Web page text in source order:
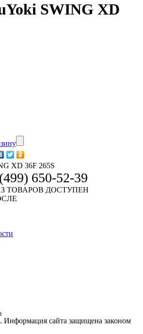
SWING XD
XD 36F 265S
650-52-39
ТОВАРОВ ДОСТУПЕН
сайта защищена законом